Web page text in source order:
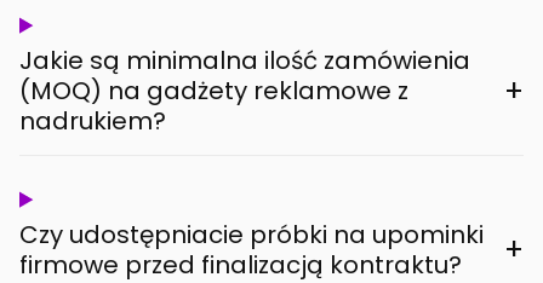
Jakie są minimalna ilość zamówienia
(MOQ) na gadżety reklamowe z
nadrukiem?
+
Czy udostępniacie próbki na upominki
firmowe przed finalizacją kontraktu?
+